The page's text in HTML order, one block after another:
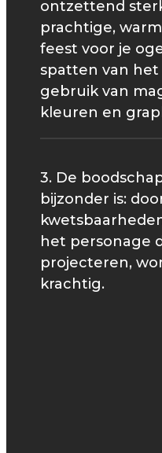
ontzettend
prachtige,
feest voor je
spatten van
gebruik van
kleuren en
3. De
bijzonder is:
het personage
projecteren,
krachtig.